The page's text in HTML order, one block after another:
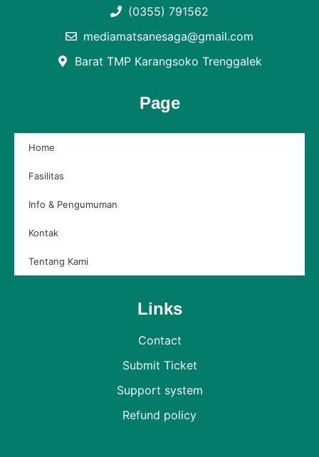
(0355) 791562
mediamatsanesaga@gmail.com
Barat TMP Karangsoko Trenggalek
Page
Home
Fasilitas
Info & Pengumuman
Kontak
Tentang Kami
Links
Contact
Submit Ticket
Support system
Refund policy